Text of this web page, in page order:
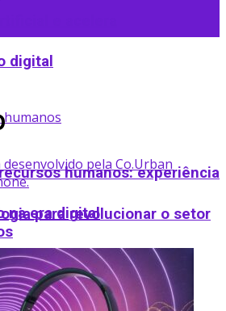
e acelera
digital
humanos: experiência
na era digital
para revolucionar o setor